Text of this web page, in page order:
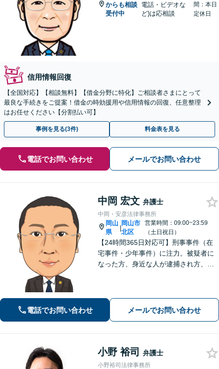
からも相談
受付中
電話・ビデオな
ど)は応相談
間：本日
定休日
信用情報回復
【全国対応】【相談無料】【借金分野に特化】ご相談者さまにとって
最良な手続きをご提案！借金の時効援用や信用情報の回復、任意整理
はお任せください【分割払い可】
事例を見る(3件) 料金表を見る
電話でお問い合わせ メールでお問い合わせ
中岡 宏文 弁護士
中岡・安彦法律事務所
岡山
県
|
岡山市
北区
営業時間：09:00~23:59
（土日祝日）
【24時間365日対応可】刑事事件（在
宅事件・少年事件）に注力。被疑者に
なった方、身近な人が逮捕され方、す
電話でお問い合わせ メールでお問い合わせ
小野 裕司 弁護士
小野裕司法律事務所